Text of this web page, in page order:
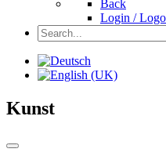
Back
Login /
Kunst